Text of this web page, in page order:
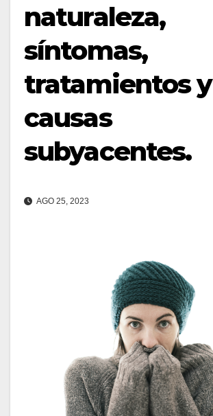
naturaleza,
síntomas,
tratamientos y
causas
subyacentes.
AGO 25, 2023